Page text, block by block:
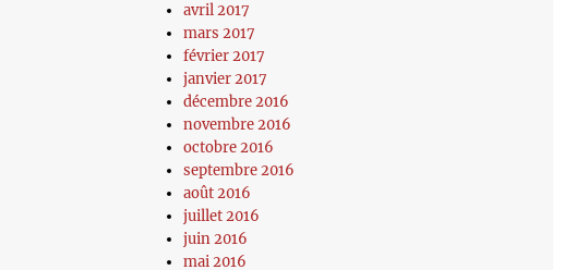
avril 2017
mars 2017
février 2017
janvier 2017
décembre 2016
novembre 2016
octobre 2016
septembre 2016
août 2016
juillet 2016
juin 2016
mai 2016